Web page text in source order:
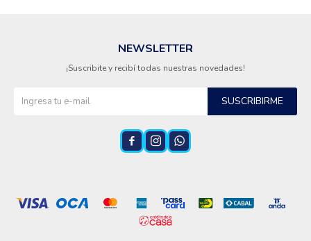
NEWSLETTER
¡Suscribite y recibí todas nuestras novedades!
SUSCRIBIRME
  